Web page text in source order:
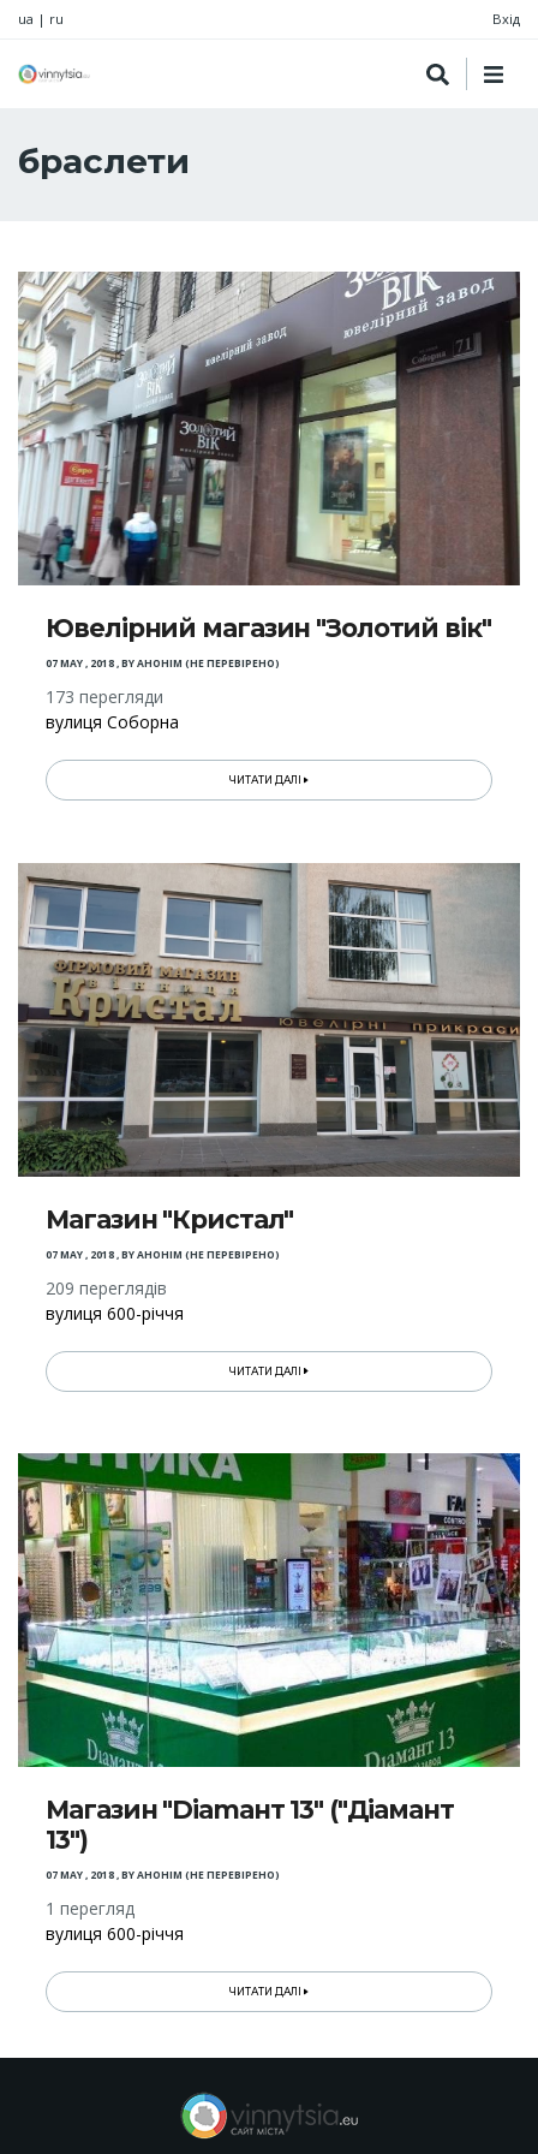
ua | ru Вхід
браслети
Ювелірний магазин "Золотий вік"
07 MAY , 2018,BYАНОНІМ (НЕ ПЕРЕВІРЕНО)
173 перегляди
вулиця Соборна
ЧИТАТИ ДАЛІ
Магазин "Кристал"
07 MAY , 2018,BYАНОНІМ (НЕ ПЕРЕВІРЕНО)
209 переглядів
вулиця 600-річчя
ЧИТАТИ ДАЛІ
Магазин "Diаmант 13" ("Діамант
13")
07 MAY , 2018,BYАНОНІМ (НЕ ПЕРЕВІРЕНО)
1 перегляд
вулиця 600-річчя
ЧИТАТИ ДАЛІ